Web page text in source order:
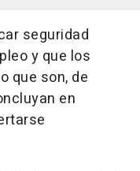
seguridad
y que los
que son, de
en